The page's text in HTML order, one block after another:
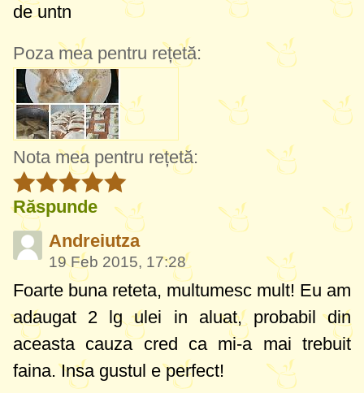
de untn
Poza mea pentru rețetă:
Nota mea pentru rețetă:
Răspunde
Andreiutza
19 Feb 2015, 17:28
Foarte buna reteta, multumesc mult! Eu am
adaugat 2 lg ulei in aluat, probabil din
aceasta cauza cred ca mi-a mai trebuit
faina. Insa gustul e perfect!